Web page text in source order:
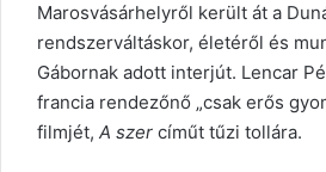
Marosvásárhelyről került át a
rendszerváltáskor, életéről és
Gábornak adott interjút. Lencar
francia rendezőnő „csak erős
filmjét, A szer címűt tűzi tollára.